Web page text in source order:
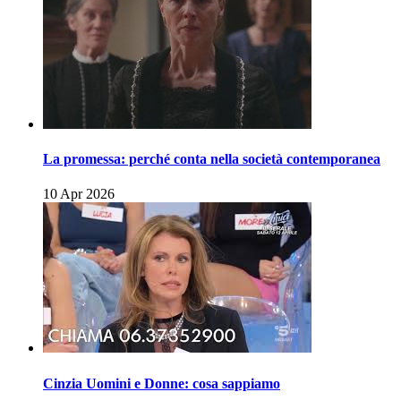
La promessa: perché conta nella società contemporanea
10 Apr 2026
Cinzia Uomini e Donne: cosa sappiamo